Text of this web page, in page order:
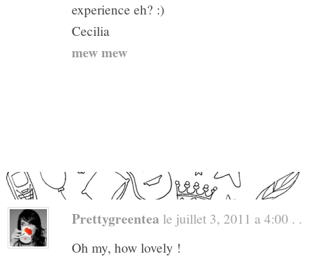
experience eh? :)
Cecilia
mew mew
Prettygreentea le juillet 3, 2011 a 4:00 . .
Oh my, how lovely !